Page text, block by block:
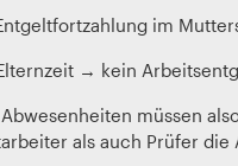
im
→ kein
müssen
als auch Prüfer die